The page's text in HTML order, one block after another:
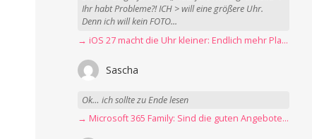
Ihr habt Probleme?! ICH > will eine größere Uhr.
Denn ich will kein FOTO...
→ iOS 27 macht die Uhr kleiner: Endlich mehr Platz fürs Hintergrundbild
Sascha
Ok… ich sollte zu Ende lesen
→ Microsoft 365 Family: Sind die guten Angebote vorbei?